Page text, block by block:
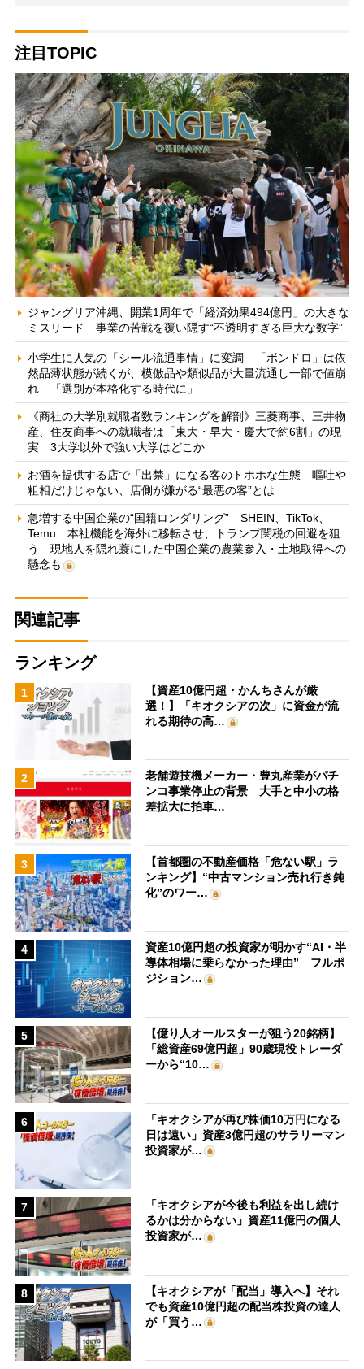
注目TOPIC
ジャングリア沖縄、開業1周年で「経済効果494億円」の大きな
ミスリード 事業の苦戦を覆い隠す“不透明すぎる巨大な数字”
小学生に人気の「シール流通事情」に変調 「ボンドロ」は依
然品薄状態が続くが、模倣品や類似品が大量流通し一部で値崩
れ 「選別が本格化する時代に」
《商社の大学別就職者数ランキングを解剖》三菱商事、三井物
産、住友商事への就職者は「東大・早大・慶大で約6割」の現
実 3大学以外で強い大学はどこか
お酒を提供する店で「出禁」になる客のトホホな生態 嘔吐や
粗相だけじゃない、店側が嫌がる“最悪の客”とは
急増する中国企業の“国籍ロンダリング” SHEIN、TikTok、
Temu…本社機能を海外に移転させ、トランプ関税の回避を狙
う 現地人を隠れ蓑にした中国企業の農業参入・土地取得への
懸念も
関連記事
ランキング
1
【資産10億円超・かんちさんが厳
選！】「キオクシアの次」に資金が流
れる期待の高…
2
老舗遊技機メーカー・豊丸産業がパチ
ンコ事業停止の背景 大手と中小の格
差拡大に拍車…
3
【首都圏の不動産価格「危ない駅」ラ
ンキング】“中古マンション売れ行き鈍
化”のワー…
4
資産10億円超の投資家が明かす“AI・半
導体相場に乗らなかった理由” フルポ
ジション…
5
【億り人オールスターが狙う20銘柄】
「総資産69億円超」90歳現役トレーダ
ーから“10…
6
「キオクシアが再び株価10万円になる
日は遠い」資産3億円超のサラリーマン
投資家が…
7
「キオクシアが今後も利益を出し続け
るかは分からない」資産11億円の個人
投資家が…
8
【キオクシアが「配当」導入へ】それ
でも資産10億円超の配当株投資の達人
が「買う…